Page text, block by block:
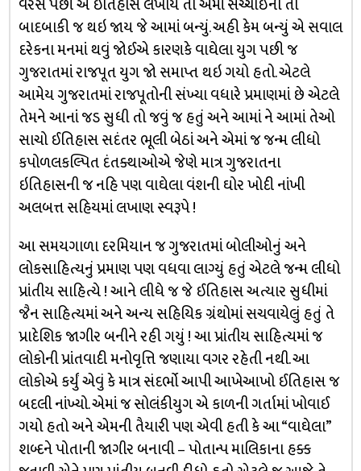
વરસ પછી એ ઈતિહાસ લખાય તો એમાં સચ્ચાઈની તો
બાદબાકી જ થઇ જાય જે આમાં બન્યું. અહી કેમ બન્યું એ સવાલ
દરેકના મનમાં થવું જોઈએ કારણકે વાઘેલા યુગ પછી જ
ગુજરાતમાં રાજપૂત યુગ જો સમાપ્ત થઇ ગયો હતો. એટલે
આમેય ગુજરાતમાં રાજપૂતોની સંખ્યા વધારે પ્રમાણમાં છે એટલે
તેમને આનાં જડ સુધી તો જવું જ હતું અને આમાં ને આમાં તેઓ
સાચો ઈતિહાસ સદંતર ભૂલી બેઠાં અને એમાં જ જન્મ લીધો
કપોળલકલ્પિત દંતક્થાઓએ જેણે માત્ર ગુજરાતના
ઇતિહાસની જ નહિ પણ વાઘેલા વંશની ઘોર ખોદી નાંખી
અલબત્ત સહિયમાં લખાણ સ્વરૂપે !
આ સમયગાળા દરમિયાન જ ગુજરાતમાં બોલીઓનું અને
લોકસાહિત્યનું પ્રમાણ પણ વધવા લાગ્યું હતું એટલે જન્મ લીધો
પ્રાંતીય સાહિત્યે ! આને લીધે જ જે ઈતિહાસ અત્યાર સુધીમાં
જૈન સાહિત્યમાં અને અન્ય સહિયિક ગ્રંથોમાં સચવાયેલું હતું તે
પ્રાદેશિક જાગીર બનીને રહી ગયું ! આ પ્રાંતીય સાહિત્યમાં જ
લોકોની પ્રાંતવાદી મનોવૃત્તિ જણાયા વગર રહેતી નથી. આ
લોકોએ કર્યું એવું કે માત્ર સંદર્ભો આપી આખેઆખો ઈતિહાસ જ
બદલી નાંખ્યો. એમાં જ સોલંકીયુગ એ કાળની ગર્તામાં ખોવાઈ
ગયો હતો અને એમની તૈયારી પણ એવી હતી કે આ “વાઘેલા”
શબ્દને પોતાની જાગીર બનાવી – પોતાન્પ માલિકાના હક્ક